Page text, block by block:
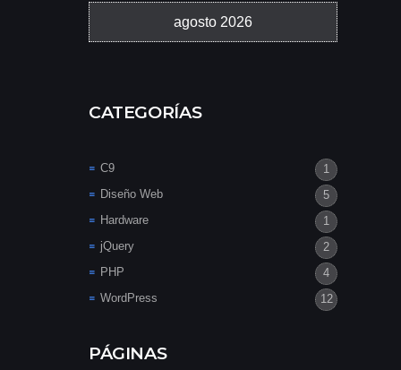
agosto 2026
CATEGORÍAS
C9
1
Diseño Web
5
Hardware
1
jQuery
2
PHP
4
WordPress
12
PÁGINAS